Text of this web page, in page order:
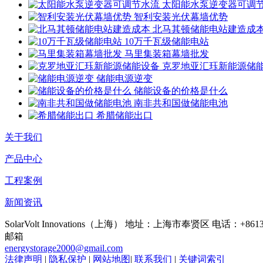
太阳能水泵逆变器可调
智利安装光伏幕墙优势
北马其顿储能电站建造成
10万千瓦级储能电站
马里集装箱幕墙批发
克罗地亚汇珏新能源储
储能电源逆变
储能设备的价格是什么
南非共和国做储能电池
希腊储能出口
关于我们
产品中心
工程案例
新闻资讯
SolarVolt Innovations（上海） 地址：上海市奉贤区 电话：
邮箱
energystorage2000@gmail.com
法律声明 | 隐私保护 | 网站地图| 联系我们 | 关键词索引